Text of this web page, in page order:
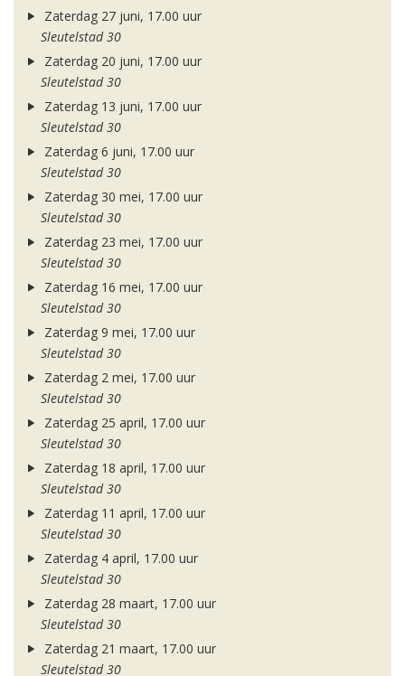
Zaterdag 27 juni, 17.00 uur
Sleutelstad 30
Zaterdag 20 juni, 17.00 uur
Sleutelstad 30
Zaterdag 13 juni, 17.00 uur
Sleutelstad 30
Zaterdag 6 juni, 17.00 uur
Sleutelstad 30
Zaterdag 30 mei, 17.00 uur
Sleutelstad 30
Zaterdag 23 mei, 17.00 uur
Sleutelstad 30
Zaterdag 16 mei, 17.00 uur
Sleutelstad 30
Zaterdag 9 mei, 17.00 uur
Sleutelstad 30
Zaterdag 2 mei, 17.00 uur
Sleutelstad 30
Zaterdag 25 april, 17.00 uur
Sleutelstad 30
Zaterdag 18 april, 17.00 uur
Sleutelstad 30
Zaterdag 11 april, 17.00 uur
Sleutelstad 30
Zaterdag 4 april, 17.00 uur
Sleutelstad 30
Zaterdag 28 maart, 17.00 uur
Sleutelstad 30
Zaterdag 21 maart, 17.00 uur
Sleutelstad 30